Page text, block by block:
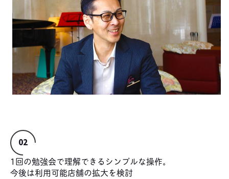
02
1回の勉強会で理解できるシンプルな操作。
今後は利用可能店舗の拡大を検討